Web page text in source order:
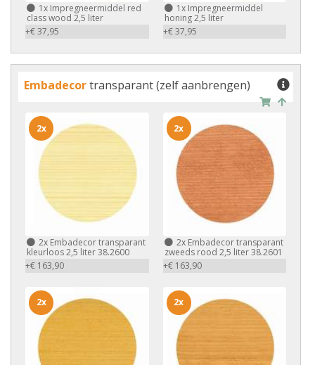
1x Impregneermiddel red
class wood 2,5 liter
+€ 37,95
1xImpregneermiddel
honing 2,5 liter
+€ 37,95
Embadecortransparant (zelf aanbrengen)
2x Embadecor transparant
kleurloos 2,5 liter 38.2600
+€ 163,90
2x
2xEmbadecor transparant
zweeds rood 2,5 liter 38.2601
+€ 163,90
2x
2x 2x